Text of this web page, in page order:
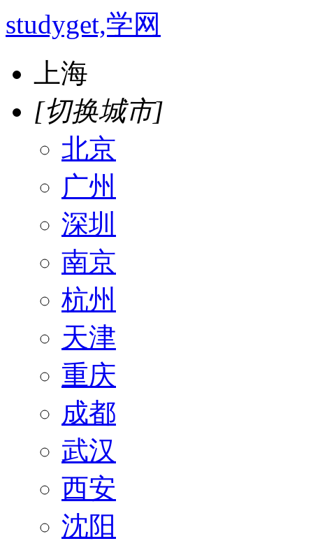
studyget,学网
上海
[切换城市]
北京
广州
深圳
南京
杭州
天津
重庆
成都
武汉
西安
沈阳